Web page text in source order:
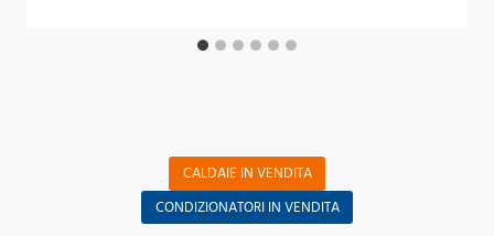
CALDAIE IN VENDITA
CONDIZIONATORI IN VENDITA